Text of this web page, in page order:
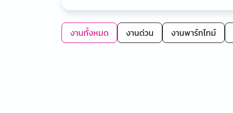
งานทั้งหมด งานด่วน งานพาร์ทไทม์